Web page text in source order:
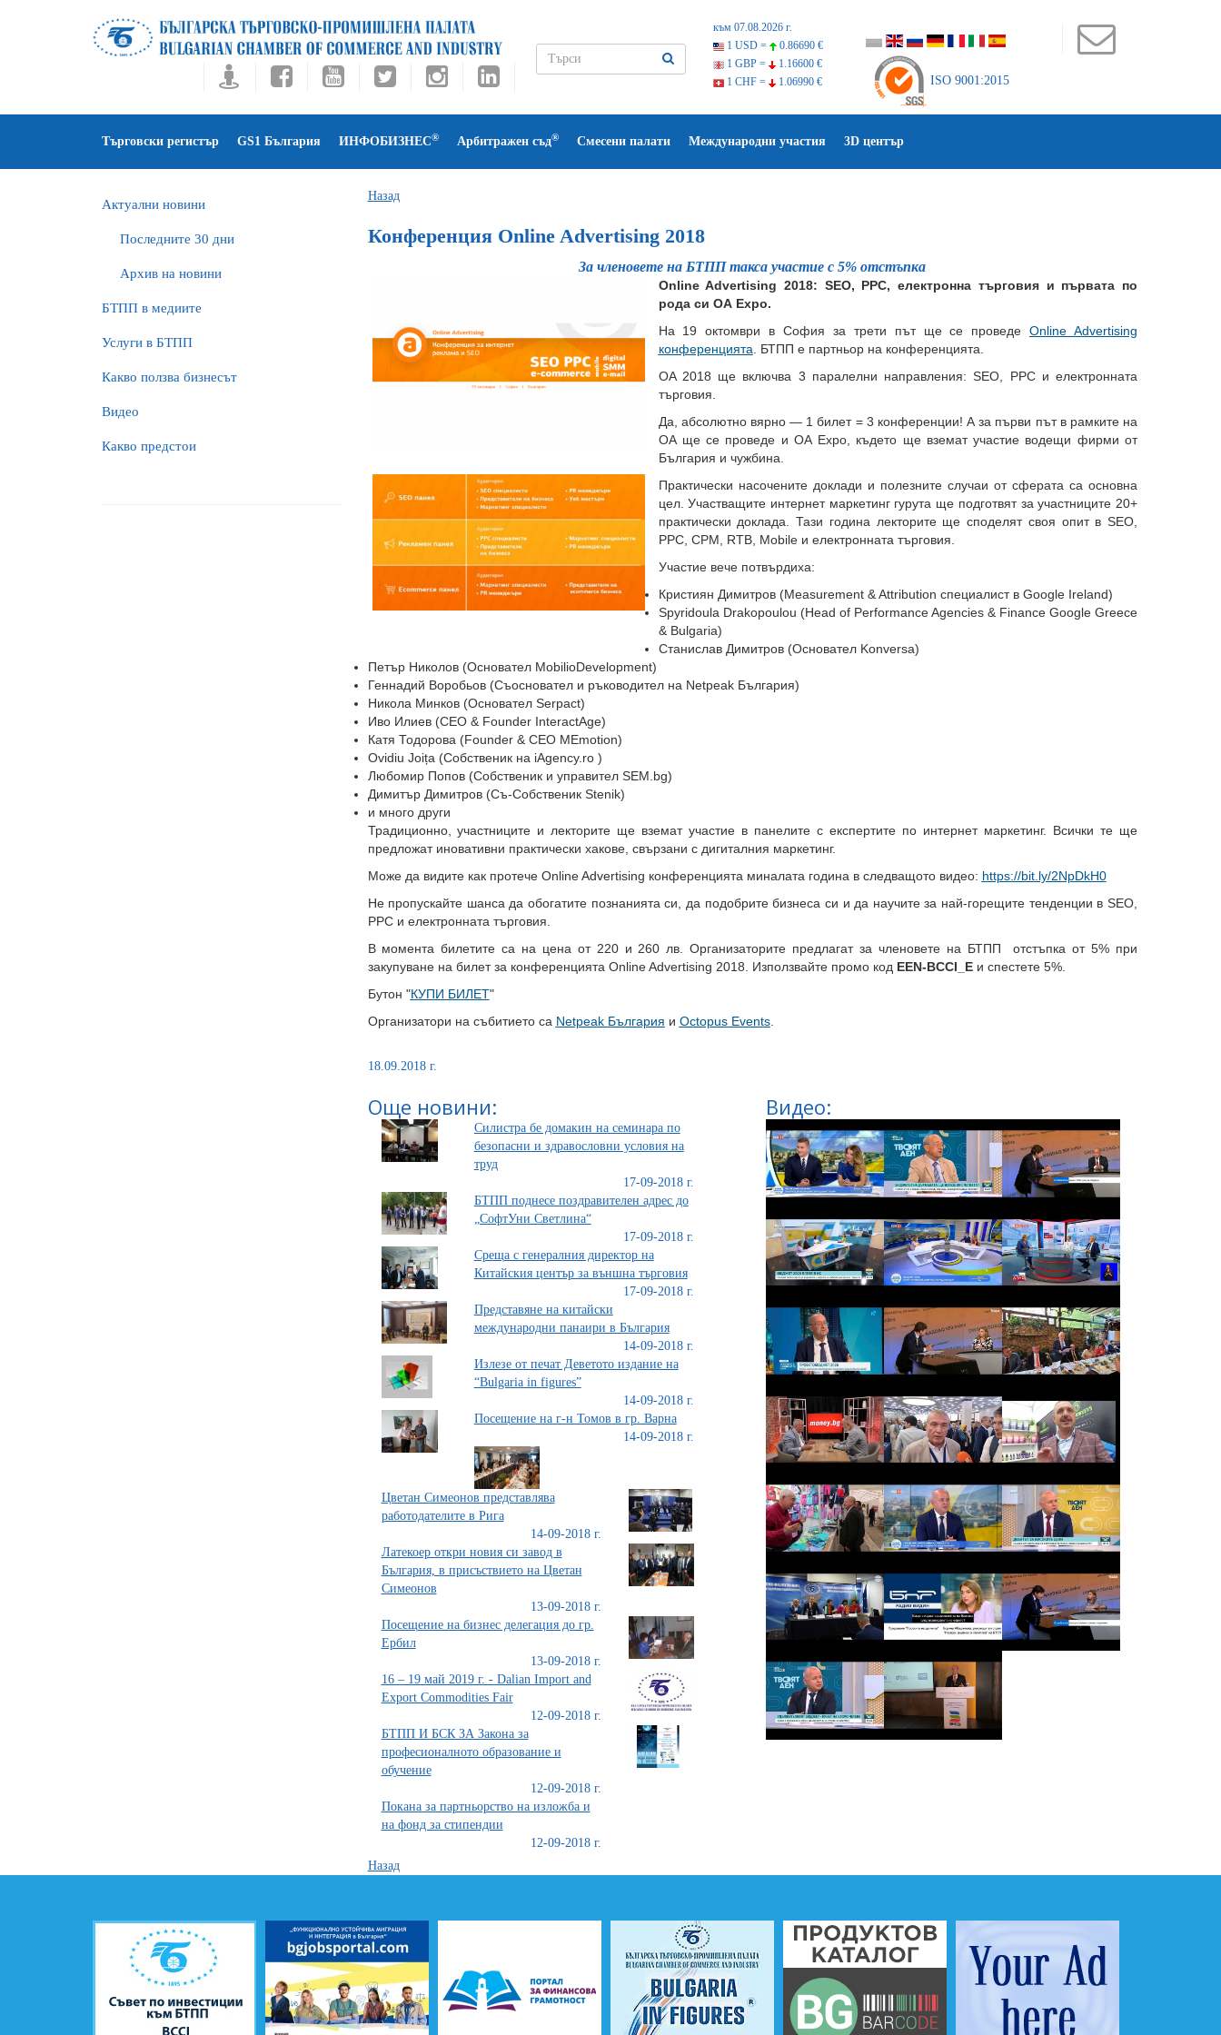
към 07.08.2026 г.
1 USD =
0.86690 €
1 GBP =
1.16600 €
1 CHF =
1.06990 € ISO 9001:2015
Търговски регистър GS1 България ИНФОБИЗНЕС® Арбитражен съд® Смесени палати Международни участия 3D център
Актуални новини
Последните 30 дни
Архив на новини
БTПП в медиите
Услуги в БТПП
Какво ползва бизнесът
Видео
Какво предстои
Назад
Конференция Online Advertising 2018
За членовете на БТПП такса участие с 5% отстъпка
Online Advertising 2018: SEO, PPC, eлектронна търговия и първата по
рода си ОА Еxpo.
На 19 октомври в София за трети път ще се проведеOnline Advertising
конференцията . БТПП е партньор на конференцията.
OA 2018 ще включва 3 паралелни направления: SEO, PPC и електронната
търговия.
Да, абсолютно вярно — 1 билет = 3 конференции! А за първи път в рамките на
ОА ще се проведе и ОА Expo, където ще вземат участие водещи фирми от
България и чужбина.
Практически насочените доклади и полезните случаи от сферата са основна
цел. Участващите интернет маркетинг гурута ще подготвят за участниците 20+
практически доклада. Тази година лекторите ще споделят своя опит в SEO,
PPC, CPM, RTB, Mobile и електронната търговия.
Участие вече потвърдиха:
Кристиян Димитров (Measurement & Attribution специалист в Google Ireland)
Spyridoula Drakopoulou (Head of Performance Agencies & Finance Google Greece
& Bulgaria)
Станислав Димитров (Основател Konversa)
Петър Николов (Основател MobilioDevelopment)
Геннадий Воробьов (Съосновател и ръководител на Netpeak България)
Никола Минков (Основател Serpact)
Иво Илиев (CEO & Founder InteractAge)
Катя Тодорова (Founder & CEO MEmotion)
Ovidiu Joița (Собственик на iAgency.ro )
Любомир Попов (Собственик и управител SEM.bg)
Димитър Димитров (Съ-Собственик Stenik)
и много други
Традиционно, участниците и лекторите ще вземат участие в панелите с експертите по интернет маркетинг. Всички те ще
предложат иновативни практически хакове, свързани с дигиталния маркетинг.
Може да видите как протече Online Advertising конференцията миналата година в следващото видео: https://bit.ly/2NpDkH0
Не пропускайте шанса да обогатите познанията си, да подобрите бизнеса си и да научите за най-горещите тенденции в SEO,
PPC и електронната търговия.
В момента билетите са на цена от 220 и 260 лв. Организаторите предлагат за членовете на БТПП отстъпка от 5% при
закупуване на билет за конференцията Online Advertising 2018. Използвайте промо код EEN-BCCI_Eи спестете 5%.
Бутон "КУПИ БИЛЕТ"
Организатори на събитието са Netpeak България и Octopus Events.
18.09.2018 г.
Още новини:
Силистра бе домакин на семинара по
безопасни и здравословни условия на
труд
17-09-2018 г.
БТПП поднесе поздравителен адрес до
„СофтУни Светлина“
17-09-2018 г.
Среща с генералния директор на
Китайския център за външна търговия
17-09-2018 г.
Представяне на китайски
международни панаири в България
14-09-2018 г.
Излезе от печат Деветото издание на
“Bulgaria in figures”
14-09-2018 г.
Посещение на г-н Томов в гр. Варна
14-09-2018 г.
Цветан Симеонов представлява
работодателите в Рига
14-09-2018 г.
Латекоер откри новия си завод в
България, в присъствието на Цветан
Симеонов
13-09-2018 г.
Посещение на бизнес делегация до гр.
Ербил
13-09-2018 г.
16 – 19 май 2019 г. - Dalian Import and
Export Commodities Fair
12-09-2018 г.
БТПП И БСК ЗА Закона за
професионалното образование и
обучение
12-09-2018 г.
Покана за партньорство на изложба и
на фонд за стипендии
12-09-2018 г.
Видео:
Назад